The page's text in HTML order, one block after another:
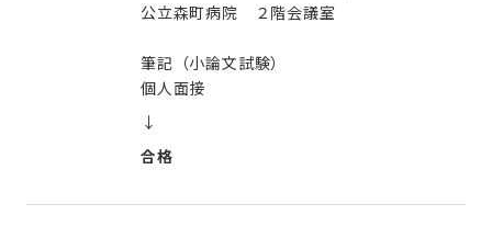
公立森町病院 ２階会議室
筆記（小論文試験）
個人面接
↓
合格